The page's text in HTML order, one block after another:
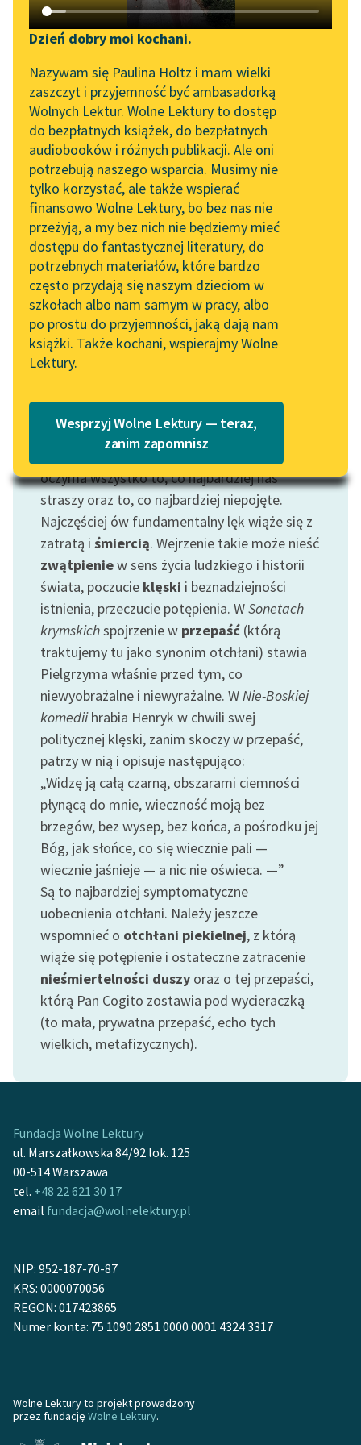
Katalog DAISY
Podkasty o książkach
Zgłoś brak utworu
Aktualności
„Prokurator Alicja Horn”
do słuchania
Byliśmy częścią AI Impact
Lab
Zapraszamy na spotkanie
online z tłumaczkami
literatury skandynawskiej
Spotkanie z Katarzyną
Tunkiel w Oslo
102. lata temu zmarł
Joseph Conrad
Lektury szkolne i klasyka
literatury do słuchania dla
uczennic i uczniów z
niepełnosprawnościami
E-kolekcja lektur
szkolnych i literatury do
słuchania dla uczennic i
uczniów z
niepełnosprawnościami
Feministyczne inspiracje.
Popularyzacja
skandynawskiej literatury
feministycznej
Ręce pełne poezji
Kolekcje edukacyjne
twórców przechodzących
do domeny publicznej,
lektur szkolnych oraz
Starego Testamentu
Odkurzamy bohaterów
Szkoła Poezji Wolnych
Narzędzia
Mapa Wolnych Lektur
Leśmianator
Przewodnik dla piszących i
czytających
API
OAI-PMH
Widget Wolnych Lektur
Przypisy
Katalog w formacie PDF
O nas
Kontakt
O projekcie
Wolnych Lektur
Logotypy
Materiały promocyjne
Regulamin biblioteki
Dane fundacji i
sprawozdania finansowe
Informacja o treściach
wrażliwych
Dzień dobry moi kochani.
Nazywam się Paulina Holtz i mam wielki
zaszczyt i przyjemność być ambasadorką
Wolnych Lektur. Wolne Lektury to dostęp
do bezpłatnych książek, do bezpłatnych
audiobooków i różnych publikacji. Ale oni
potrzebują naszego wsparcia. Musimy nie
tylko korzystać, ale także wspierać
finansowo Wolne Lektury, bo bez nas nie
przeżyją, a my bez nich nie będziemy mieć
dostępu do fantastycznej literatury, do
potrzebnych materiałów, które bardzo
często przydają się naszym dzieciom w
szkołach albo nam samym w pracy, albo
po prostu do przyjemności, jaką dają nam
książki. Także kochani, wspierajmy Wolne
Lektury.
Wesprzyj Wolne Lektury — teraz,
zanim zapomnisz
Bolesław Leśmian
Nieznana podróż
Sindbada Żeglarza
Gdziekolwiek spojrzę
— tam lądów
zniknięcie,
I, zda się, otchłań,
spodem zaczajona,
Widzi, że płynę i...
Czytaj więcej
Motyw: Otchłań
Spojrzenie w otchłań stawia nam przed
oczyma wszystko to, co najbardziej nas
straszy oraz to, co najbardziej niepojęte.
Najczęściej ów fundamentalny lęk wiąże się z
zatratą i śmiercią. Wejrzenie takie może nieść
zwątpieniew sens życia ludzkiego i historii
świata, poczucie klęski i beznadziejności
istnienia, przeczucie potępienia. WSonetach
krymskichspojrzenie w przepaść (którą
traktujemy tu jako synonim otchłani) stawia
Pielgrzyma właśnie przed tym, co
niewyobrażalne i niewyrażalne. WNie-Boskiej
komediihrabia Henryk w chwili swej
politycznej klęski, zanim skoczy w przepaść,
patrzy w nią i opisuje następująco:
„Widzę ją całą czarną, obszarami ciemności
płynącą do mnie, wieczność moją bez
brzegów, bez wysep, bez końca, a pośrodku jej
Bóg, jak słońce, co się wiecznie pali —
wiecznie jaśnieje — a nic nie oświeca. —”
Są to najbardziej symptomatyczne
uobecnienia otchłani. Należy jeszcze
wspomnieć o otchłani piekielnej, z którą
wiąże się potępienie i ostateczne zatracenie
nieśmiertelności duszy oraz o tej przepaści,
którą Pan Cogito zostawia pod wycieraczką
(to mała, prywatna przepaść, echo tych
wielkich, metafizycznych).
Fundacja Wolne Lektury
ul. Marszałkowska 84/92 lok. 125
00-514 Warszawa
tel. +48 22 621 30 17
email fundacja@wolnelektury.pl
NIP: 952-187-70-87
KRS: 0000070056
REGON: 017423865
Numer konta: 75 1090 2851 0000 0001 4324 3317
Wolne Lektury to projekt prowadzony
przez fundację Wolne Lektury.